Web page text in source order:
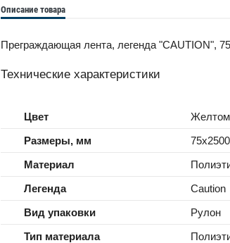
Описание товара
Преграждающая лента, легенда "CAUTION",
Технические характеристики
Цвет
Размеры, мм
Материал
Легенда
Caution
Вид упаковки
Рулон
Тип материала